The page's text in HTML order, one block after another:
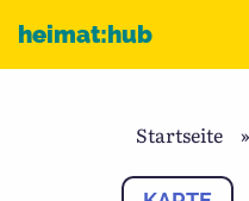
heimat:hub
Startseite »